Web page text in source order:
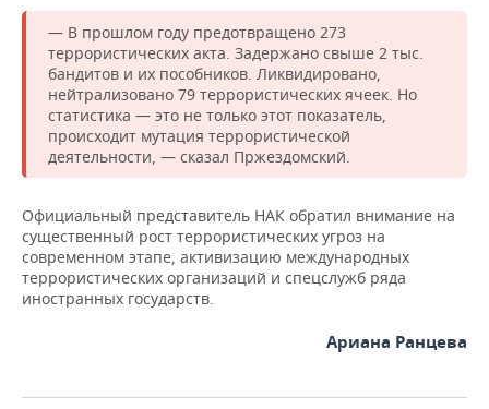
НЕФТЕХИМИЯ
НЕФТЬ
ОПК
ЭНЕРГЕТИКА
РОЗНИЧНАЯ ТОРГОВЛЯ
ТРАНСПОРТ
УСЛУГИ
НОВОСТИ ТЕХНОЛОГИЙ
МЕДИА
МЕРОПРИЯТИЯ
НОВОСТИ МЕРОПРИЯТИЙ
ВЫЕЗДНАЯ РЕДАКЦИЯ
ONLINE-КОНФЕРЕНЦИИ
ОТКРЫТАЯ ЛЕКЦИЯ
СПОРТ
НОВОСТИ СПОРТА
ХОККЕЙ
БАСКЕТБОЛ
КИБЕРСПОРТ
ОБЩЕСТВО
ВЛАСТЬ
ИНФРАСТРУКТУРА
КУЛЬТУРА
СЮЖЕТЫ
СПРАВОЧНИК
СПИСОК КОМПАНИЙ
— В прошлом году предотвращено 273
террористических акта. Задержано свыше 2 тыс.
бандитов и их пособников. Ликвидировано,
нейтрализовано 79 террористических ячеек. Но
статистика — это не только этот показатель,
происходит мутация террористической
деятельности, — сказал Пржездомский.
Официальный представитель НАК обратил внимание на
существенный рост террористических угроз на
современном этапе, активизацию международных
террористических организаций и спецслужб ряда
иностранных государств.
Ариана Ранцева